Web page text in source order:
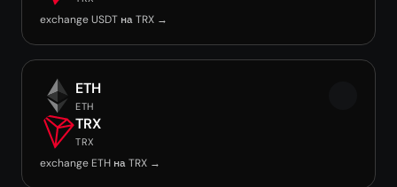
exchange USDT на TRX →
ETH
ETH
TRX
TRX
exchange ETH на TRX →